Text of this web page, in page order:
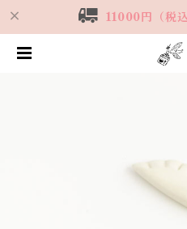
11000円（税